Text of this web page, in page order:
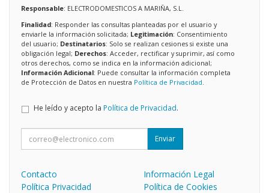
Responsable: ELECTRODOMESTICOS A MARIÑA, S.L.
Finalidad: Responder las consultas planteadas por el usuario y
enviarle la información solicitada; Legitimación: Consentimiento
del usuario; Destinatarios: Solo se realizan cesiones si existe una
obligación legal; Derechos: Acceder, rectificar y suprimir, así como
otros derechos, como se indica en la información adicional;
Información Adicional: Puede consultar la información completa
de Protección de Datos en nuestra Política de Privacidad
He leído y acepto la Política de Privacidad.
Enviar
Contacto
Información Legal
Política Privacidad
Política de Cookies